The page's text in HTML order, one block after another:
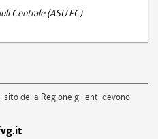
Centrale (ASU FC)
sito della Regione gli enti devono